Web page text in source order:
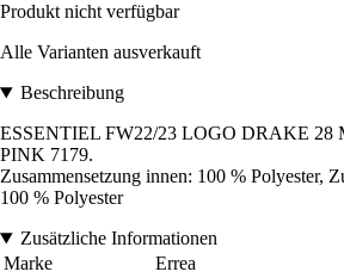
Produkt nicht verfügbar
Alle Varianten ausverkauft
Beschreibung
ESSENTIEL FW22/23 LOGO DRAKE
PINK 7179.
Zusammensetzung innen: 100 % Polyester,
100 % Polyester
Zusätzliche Informationen
Marke
Errea